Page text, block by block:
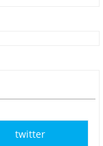
twitter